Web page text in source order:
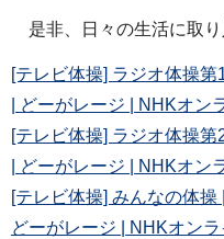
是非、日々の生活に取り
[テレビ体操] ラジオ体操
| どーがレージ | NHKオン
[テレビ体操] ラジオ体操
| どーがレージ | NHKオン
[テレビ体操] みんなの体操
どーがレージ | NHKオンラ